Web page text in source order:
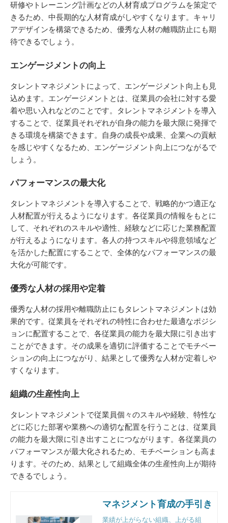
研修やトレーニング計画などの人材育成プログラムを策定で
きるため、中長期的な人材育成がしやすくなります。キャリ
アデザインを構築できるため、優秀な人材の離職防止にも期
待できるでしょう。
エンゲージメントの向上
タレントマネジメントによって、エンゲージメント向上も見
込めます。エンゲージメントとは、従業員の会社に対する愛
着や思い入れなどのことです。タレントマネジメントを導入
することで、従業員それぞれが自身の能力を最大限に発揮で
きる環境を構築できます。自身の成長や成果、企業への貢献
を感じやすくなるため、エンゲージメント向上につながるで
しょう。
パフォーマンスの最大化
タレントマネジメントを導入することで、戦略的かつ適正な
人材配置が行えるようになります。各従業員の情報をもとに
して、それぞれのスキルや適性、経験などに応じた業務配置
が行えるようになります。各人の持つスキルや得意領域など
を活かした配置にすることで、全体的なパフォーマンスの最
大化が可能です。
優秀な人材の採用や定着
優秀な人材の採用や離職防止にもタレントマネジメントは効
果的です。従業員をそれぞれの特性に合わせた最適なポジシ
ョンに配置することで、各従業員の能力を最大限に引き出す
ことができます。その成果を適切に評価することでモチベー
ションの向上につながり、結果として優秀な人材が定着しや
すくなります。
組織の生産性向上
タレントマネジメントで従業員個々のスキルや経験、特性な
どに応じた部署や業務への適切な配置を行うことは、従業員
の能力を最大限に引き出すことにつながります。各従業員の
パフォーマンスが最大化されるため、モチベーションも高ま
ります。そのため、結果として組織全体の生産性向上が期待
できるでしょう。
マネジメント育成の手引き
業績が上がらない組織、上がる組